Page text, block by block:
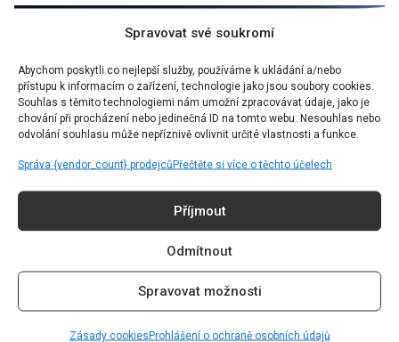
Spravovat své soukromí
Abychom poskytli co nejlepší služby, používáme k ukládání a/nebo
přístupu k informacím o zařízení, technologie jako jsou soubory cookies.
Souhlas s těmito technologiemi nám umožní zpracovávat údaje, jako je
chování při procházení nebo jedinečná ID na tomto webu. Nesouhlas nebo
odvolání souhlasu může nepříznivě ovlivnit určité vlastnosti a funkce.
Správa {vendor_count} prodejcůPřečtěte si více o těchto účelech
Příjmout
Odmítnout
Spravovat možnosti
Zásady cookiesProhlášení o ochraně osobních údajů
FASHION
Nejžádanější kousek léta 2026 vypadá
jako ze skříně po babičce